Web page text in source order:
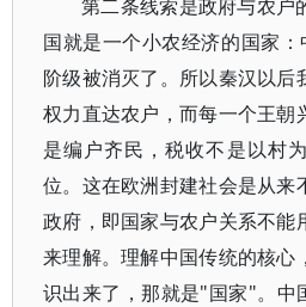
第二条线索是政府与农户
国就是一个小农经济的国家
阶级被消灭了。所以秦汉以后
权力直达农户，而每一个王朝
是编户齐民，税收不是以村
位。这在欧洲封建社会是从来
政府，即国家与农户关系不能
来理解。理解中国传统的核心
识出来了，那就是"国家"。中